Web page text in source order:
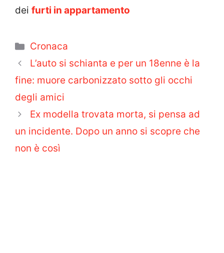
dei furti in appartamento
Categorie
Cronaca
L’auto si schianta e per un 18enne è la
fine: muore carbonizzato sotto gli occhi
degli amici
Ex modella trovata morta, si pensa ad
un incidente. Dopo un anno si scopre che
non è così